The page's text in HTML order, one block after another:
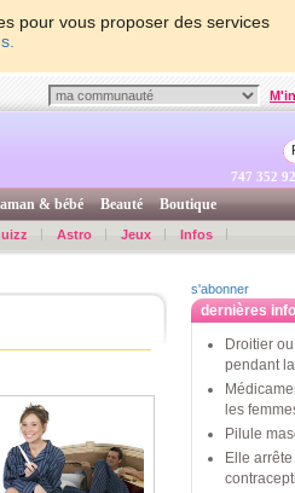
pour vous proposer des services
747 352
& bébé Beauté Boutique
Astro Jeux Infos
s'abonner
dernières
Droitier
pendant
les
Pilule
Elle